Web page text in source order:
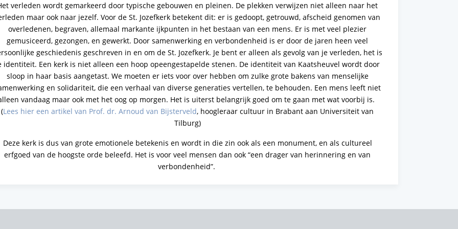
verleden wordt gemarkeerd door typische gebouwen en pleinen. De plekken verwijzen niet alleen naar het
maar ook naar jezelf. Voor de St. Jozefkerk betekent dit: er is gedoopt, getrouwd, afscheid genomen van
overledenen, begraven, allemaal markante ijkpunten in het bestaan van een mens. Er is met veel plezier
gemusiceerd, gezongen, en gewerkt. Door samenwerking en verbondenheid is er door de jaren heen veel
geschiedenis geschreven in en om de St. Jozefkerk. Je bent er alleen als gevolg van je verleden, het is
identiteit. Een kerk is niet alleen een hoop opeengestapelde stenen. De identiteit van Kaatsheuvel wordt door
sloop in haar basis aangetast. We moeten er iets voor over hebben om zulke grote bakens van menselijke
en solidariteit, die een verhaal van diverse generaties vertellen, te behouden. Een mens leeft niet
vandaag maar ook met het oog op morgen. Het is uiterst belangrijk goed om te gaan met wat voorbij is.
(Lees hier een artikel van Prof. dr. Arnoud van Bijsterveld, hoogleraar cultuur in Brabant aan Universiteit van
Tilburg)
Deze kerk is dus van grote emotionele betekenis en wordt in die zin ook als een monument, en als cultureel
erfgoed van de hoogste orde beleefd. Het is voor veel mensen dan ook “een drager van herinnering en van
verbondenheid”.